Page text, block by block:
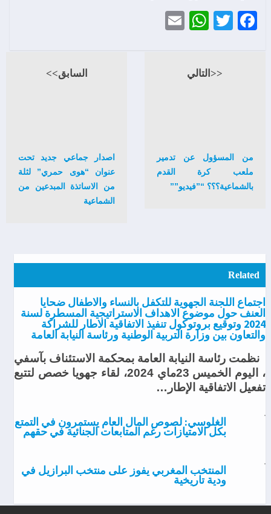
Facebook
Twitter
WhatsApp
السابق>>
اصدار جماعي جديد تحت
عنوان “هوى حمري” لثلة
من الاساتذة المبدعين من
الشماعية
<<التالي
من المسؤول عن تدمير
ملعب كرة القدم
بالشماعية؟؟؟ “”فيديو””
Related
اجتماع اللجنة الجهوية للتكفل بالنساء والاطفال ضحايا
العنف حول موضوع الاهداف الاستراتيجية المسطرة لسنة
2024 وتوقيع بروتوكول تنفيذ الاتفاقية الاطار للشراكة
والتعاون بين وزارة التربية الوطنية ورئاسة النيابة العامة
نظمت رئاسة النيابة العامة بمحكمة الاستئناف بآسفي
، اليوم الخميس 23ماي 2024، لقاء جهويا خصص لتتبع
تفعيل الاتفاقية الإطار…
الغلوسي: لصوص المال العام يستمرون في التمتع
بكل الامتيازات رغم المتابعات الجنائية في حقهم
المنتخب المغربي يفوز على منتخب البرازيل في
ودية تاريخية